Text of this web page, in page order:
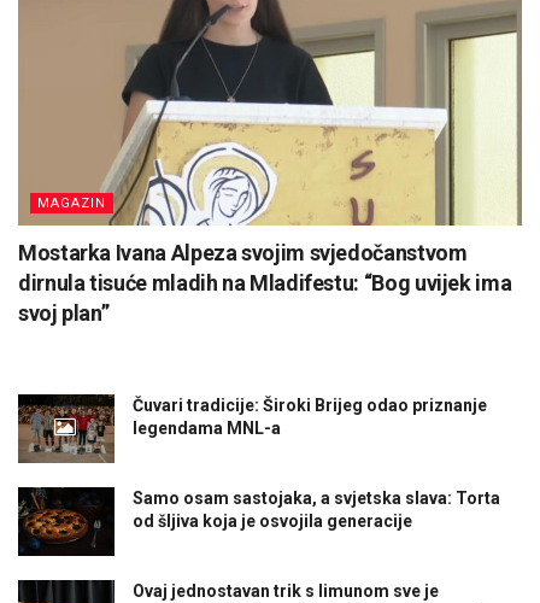
MAGAZIN
Mostarka Ivana Alpeza svojim svjedočanstvom
dirnula tisuće mladih na Mladifestu: “Bog uvijek ima
svoj plan”
Čuvari tradicije: Široki Brijeg odao priznanje
legendama MNL-a
Samo osam sastojaka, a svjetska slava: Torta
od šljiva koja je osvojila generacije
Ovaj jednostavan trik s limunom sve je